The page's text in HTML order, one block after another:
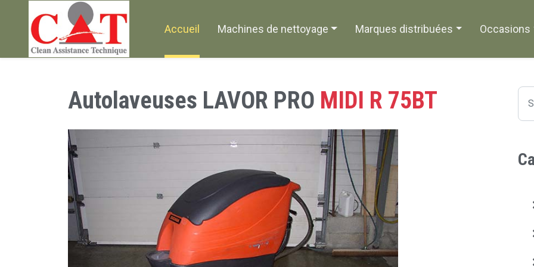
Accueil Machines de nettoyage Marques distribuées Occasions
Autolaveuses LAVOR PRO MIDI R 75BT